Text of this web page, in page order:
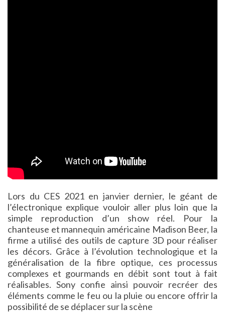
Lors du CES 2021 en janvier dernier, le géant de
l’électronique explique vouloir aller plus loin que la
simple reproduction d’un show réel. Pour la
chanteuse et mannequin américaine Madison Beer, la
firme a utilisé des outils de capture 3D pour réaliser
les décors. Grâce à l’évolution technologique et la
généralisation de la fibre optique, ces processus
complexes et gourmands en débit sont tout à fait
réalisables. Sony confie ainsi pouvoir recréer des
éléments comme le feu ou la pluie ou encore offrir la
possibilité de se déplacer sur la scène